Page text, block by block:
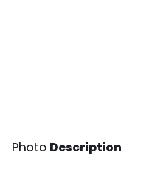
Photo Description